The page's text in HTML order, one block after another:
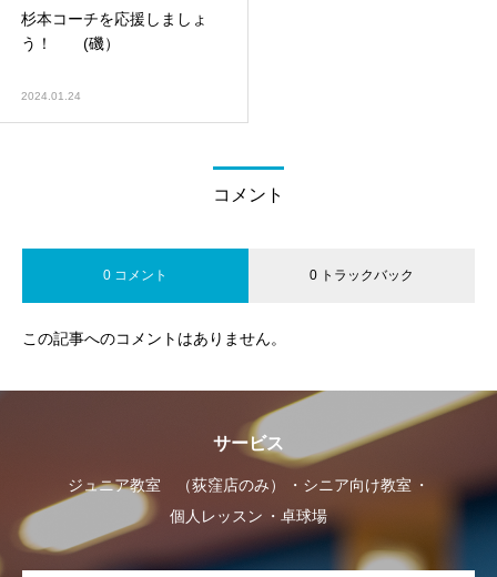
杉本コーチを応援しましょ
う！ (磯）
2024.01.24
コメント
0 コメント 0 トラックバック
この記事へのコメントはありません。
サービス
ジュニア教室 （荻窪店のみ）
シニア向け教室
個人レッスン
卓球場